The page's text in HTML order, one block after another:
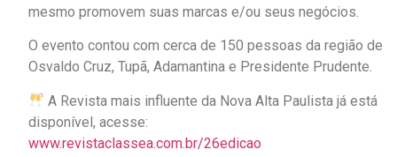
mesmo promovem suas marcas e/ou seus negócios.
O evento contou com cerca de 150 pessoas da região de
Osvaldo Cruz, Tupã, Adamantina e Presidente Prudente.
A Revista mais influente da Nova Alta Paulista já está
disponível, acesse:
www.revistaclassea.com.br/26edicao